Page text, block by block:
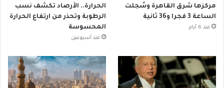
مركزها شرق القاهرة وسُجلت
الساعة 3 فجرا و36 ثانية
منذ 6 أيام
الحرارة.. الأرصاد تكشف نسب
الرطوبة وتحذر من ارتفاع الحرارة
المحسوسة
منذ أسبوعين